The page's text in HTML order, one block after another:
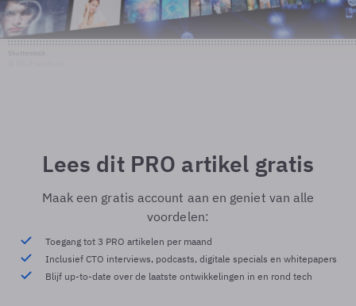
Lees dit PRO artikel gratis
Maak een gratis account aan en geniet van alle
voordelen:
Toegang tot 3 PRO artikelen per maand
Inclusief CTO interviews, podcasts, digitale specials en whitepapers
Blijf up-to-date over de laatste ontwikkelingen in en rond tech